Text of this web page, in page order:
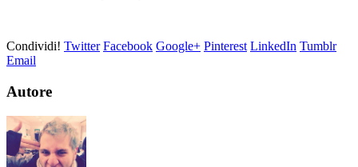
Condividi! Twitter Facebook Google+ Pinterest LinkedIn Tumblr
Email
Autore